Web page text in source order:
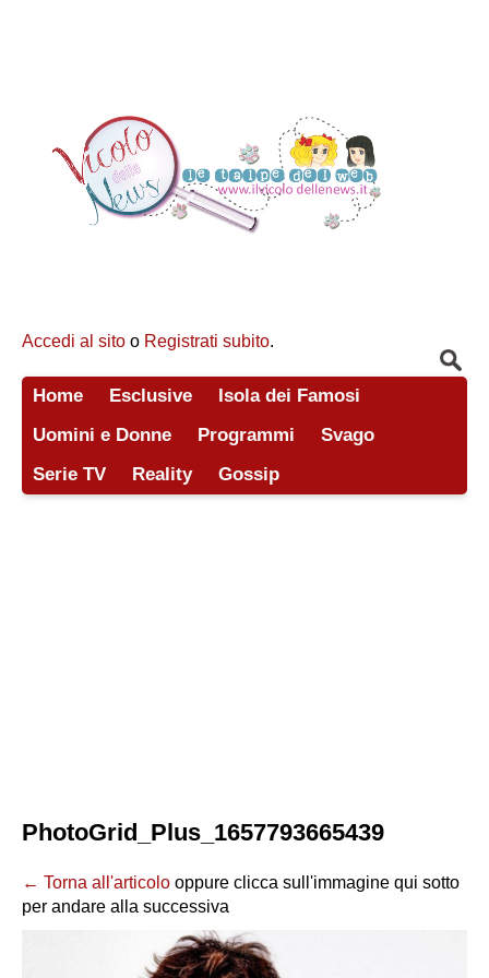
Accedi al sito o Registrati subito.
Home Esclusive
Isola dei Famosi
Uomini e Donne
Programmi
Svago
Serie TV
Reality Gossip
PhotoGrid_Plus_1657793665439
← Torna all'articolo oppure clicca sull'immagine qui sotto
per andare alla successiva